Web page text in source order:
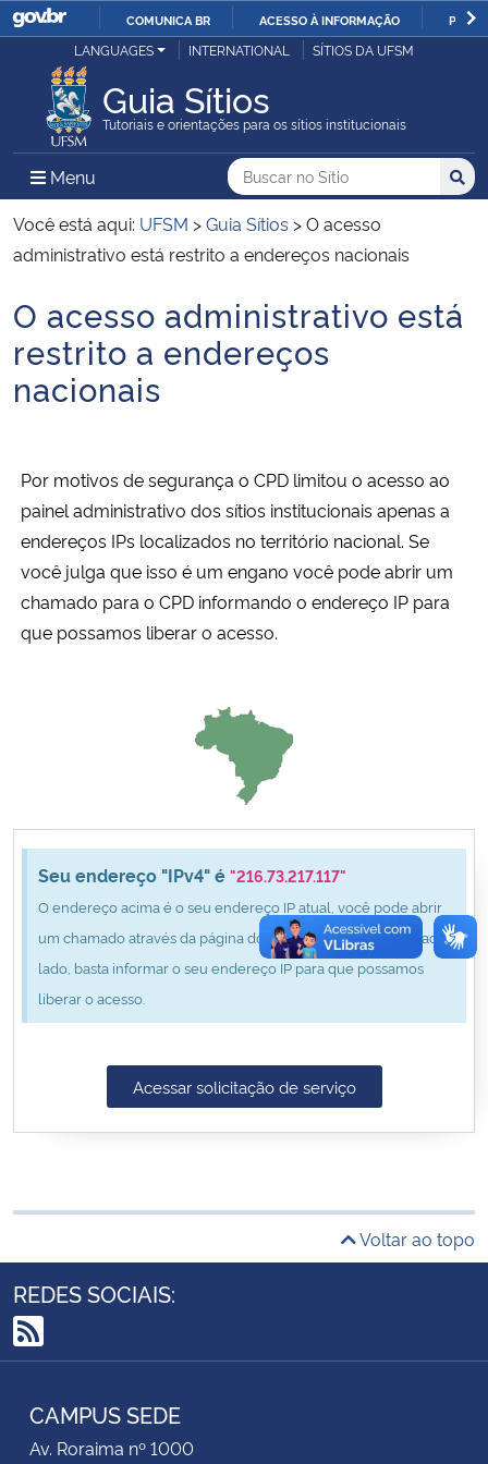
IR
O
COMUNICA BR ACESSO À INFORMAÇÃO
Ministério da Justiça e Segurança Pública
Ministério da Defesa
Ministério das Relações Exteriores
Ministério da Infraestrutura
Ministério da Agricultura, Pecuária e Abastecimento
Ministério da Cidadania
Ministério da Saúde
Ministério do Desenvolvimento Regional
Controladoria-Geral da União
Ministério da Mulher, da Família e dos Direitos Humanos
Secretaria-Geral
Secretaria de Governo
Planalto
LANGUAGES INTERNATIONAL SÍTIOS DA UFSM
Guia Sítios
Tutoriais e orientações para os sítios institucionais
Menu Menu Principal do Sítio
Busca
Buscar no no Sítio
Busca:
Você está aqui: UFSM >Guia Sítios >O acesso
administrativo está restrito a endereços nacionais
Início do conteúdo
O acesso administrativo está
restrito a endereços
nacionais
Por motivos de segurança o CPD limitou o acesso ao
painel administrativo dos sítios institucionais apenas a
endereços IPs localizados no território nacional. Se
você julga que isso é um engano você pode abrir um
chamado para o CPD informando o endereço IP para
que possamos liberar o acesso.
Seu endereço "IPv4" é "216.73.217.117"
O endereço acima é o seu endereço IP atual, você pode abrir
um chamado através da página do CPD clicando no botão ao
lado, basta informar o seu endereço IP para que possamos
liberar o acesso.
Acessar solicitação de serviço
Voltar ao topo
REDES SOCIAIS:
RSS
CAMPUS SEDE
Av. Roraima nº 1000